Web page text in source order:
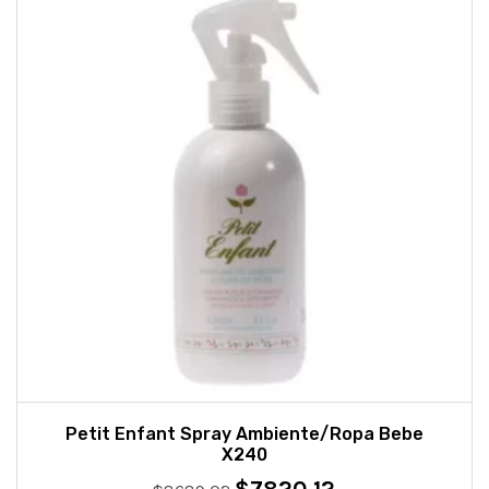
Petit Enfant Spray Ambiente/Ropa Bebe
X240